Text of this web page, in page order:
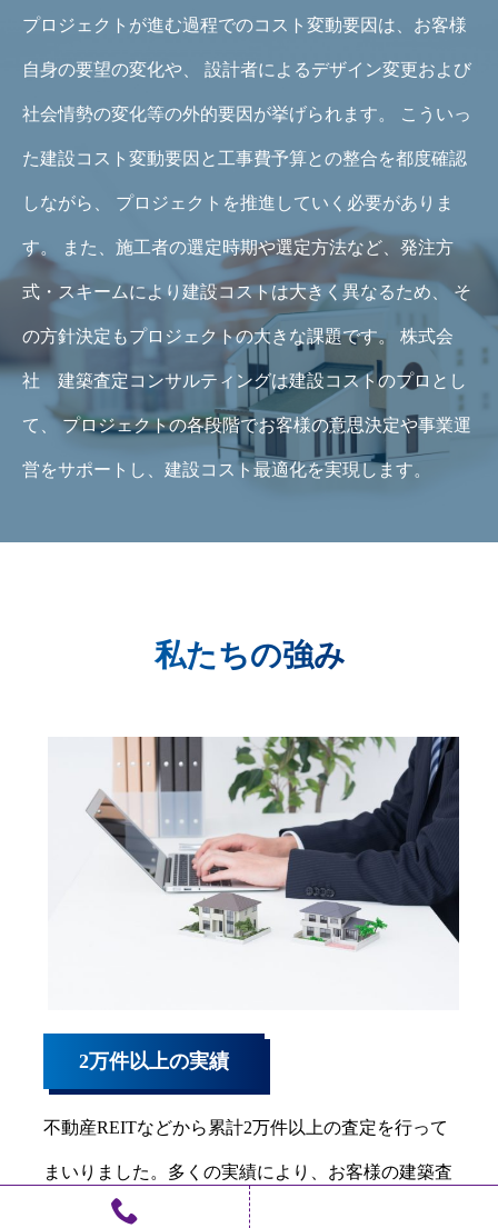
プロジェクトが進む過程でのコスト変動要因は、お客様
自身の要望の変化や、 設計者によるデザイン変更および
社会情勢の変化等の外的要因が挙げられます。 こういっ
た建設コスト変動要因と工事費予算との整合を都度確認
しながら、 プロジェクトを推進していく必要がありま
す。 また、施工者の選定時期や選定方法など、発注方
式・スキームにより建設コストは大きく異なるため、そ
の方針決定もプロジェクトの大きな課題です。 株式会
社 建築査定コンサルティングは建設コストのプロとし
て、プロジェクトの各段階でお客様の意思決定や事業運
営をサポートし、建設コスト最適化を実現します。
私たちの強み
2万件以上の実績
不動産REITなどから累計2万件以上の査定を行って
まいりました。多くの実績により、お客様の建築査
定をサポートいたします。